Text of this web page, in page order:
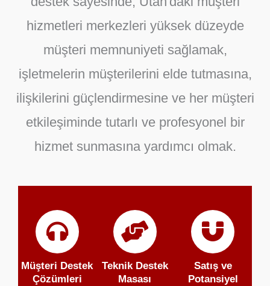
hizmetleri merkezleri yüksek düzeyde
müşteri memnuniyeti sağlamak,
işletmelerin müşterilerini elde tutmasına,
ilişkilerini güçlendirmesine ve her müşteri
etkileşiminde tutarlı ve profesyonel bir
hizmet sunmasına yardımcı olmak.
Müşteri Destek
Çözümleri
Teknik Destek
Masası
Satış ve
Potansiyel